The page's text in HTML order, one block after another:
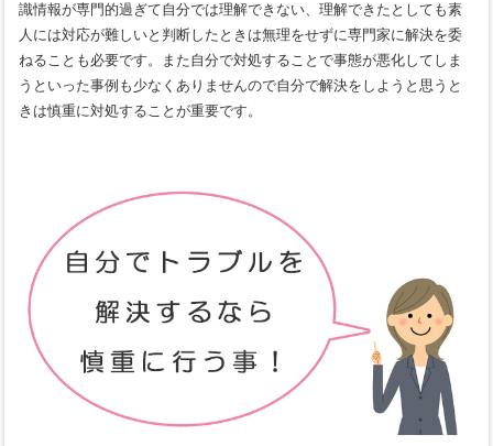
識情報が専門的過ぎて自分では理解できない、理解できたとしても素
人には対応が難しいと判断したときは無理をせずに専門家に解決を委
ねることも必要です。また自分で対処することで事態が悪化してしま
うといった事例も少なくありませんので自分で解決をしようと思うと
きは慎重に対処することが重要です。